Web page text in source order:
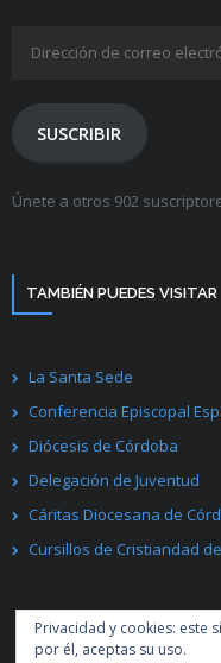
electrónico
SUSCRIBIR
Únete a otros 902
TAMBIÉN PUEDES VISITAR
La Santa Sede
Conferencia Episcopal
Diócesis de Córdoba
Delegación de Juventud
Cáritas Diocesana de
Cursillos de Cristiandad
Privacidad y cookies: este
por él, aceptas su uso.